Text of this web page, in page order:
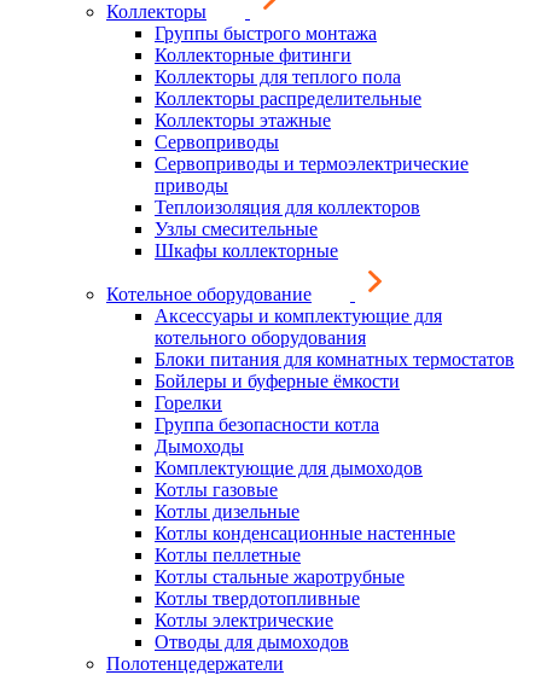
Коллекторы
Группы быстрого монтажа
Коллекторные фитинги
Коллекторы для теплого пола
Коллекторы распределительные
Коллекторы этажные
Сервоприводы
Сервоприводы и термоэлектрические
приводы
Теплоизоляция для коллекторов
Узлы смесительные
Шкафы коллекторные
Котельное оборудование
Аксессуары и комплектующие для
котельного оборудования
Блоки питания для комнатных термостатов
Бойлеры и буферные ёмкости
Горелки
Группа безопасности котла
Дымоходы
Комплектующие для дымоходов
Котлы газовые
Котлы дизельные
Котлы конденсационные настенные
Котлы пеллетные
Котлы стальные жаротрубные
Котлы твердотопливные
Котлы электрические
Отводы для дымоходов
Полотенцедержатели